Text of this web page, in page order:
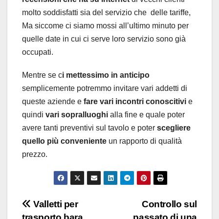
molto soddisfatti sia del servizio che delle tariffe,
Ma siccome ci siamo mossi all’ultimo minuto per
quelle date in cui ci serve loro servizio sono già
occupati.
Mentre se ci mettessimo in anticipo
semplicemente potremmo invitare vari addetti di
queste aziende e fare vari incontri conoscitivi e
quindi vari sopralluoghi alla fine e quale poter
avere tanti preventivi sul tavolo e poter scegliere
quello più conveniente un rapporto di qualità
prezzo.
Navigazione
Controllo sul
Valletti per